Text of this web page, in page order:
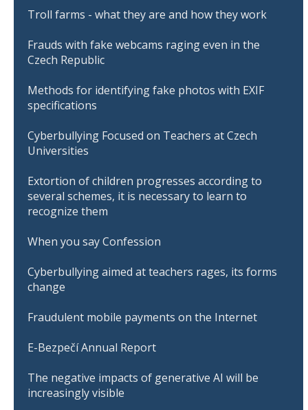
Troll farms - what they are and how they work
Frauds with fake webcams raging even in the
Czech Republic
Methods for identifying fake photos with EXIF
specifications
Cyberbullying Focused on Teachers at Czech
Universities
Extortion of children progresses according to
several schemes, it is necessary to learn to
recognize them
When you say Confession
Cyberbullying aimed at teachers rages, its forms
change
Fraudulent mobile payments on the Internet
E-Bezpečí Annual Report
The negative impacts of generative AI will be
increasingly visible